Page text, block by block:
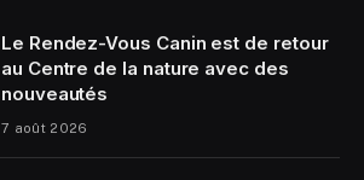
Le Rendez-Vous Canin est de retour
au Centre de la nature avec des
nouveautés
7 août 2026